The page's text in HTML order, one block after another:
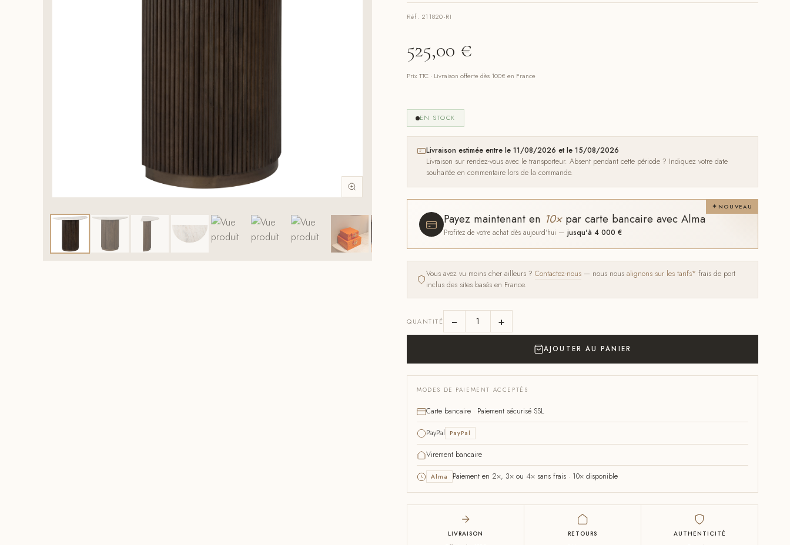
Réf. 211820-RI
525,00 €
Prix TTC · Livraison offerte dès 100€ en France
EN STOCK
Livraison estimée entre le 11/08/2026 et le 15/08/2026
Livraison sur rendez-vous avec le transporteur. Absent pendant cette période ? Indiquez votre date
souhaitée en commentaire lors de la commande.
NOUVEAU
Payez maintenant en 10×par carte bancaire avec Alma
Profitez de votre achat dès aujourd'hui — jusqu'à 4 000 €
Vous avez vu moins cher ailleurs ? Contactez-nous — nous nous alignons sur les tarifs* frais de port
inclus des sites basés en France.
QUANTITÉ − +
AJOUTER AU PANIER
MODES DE PAIEMENT ACCEPTÉS
Carte bancaire · Paiement sécurisé SSL
PayPal PayPal
Virement bancaire
Alma Paiement en 2×, 3× ou 4× sans frais · 10× disponible
LIVRAISON RETOURS AUTHENTICITÉ